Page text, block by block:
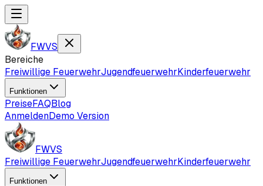
FWVS
Bereiche
Freiwillige FeuerwehrJugendfeuerwehrKinderfeuerwehr
Funktionen
PreiseFAQBlog
AnmeldenDemo Version
FWVS
Freiwillige FeuerwehrJugendfeuerwehrKinderfeuerwehr
Funktionen